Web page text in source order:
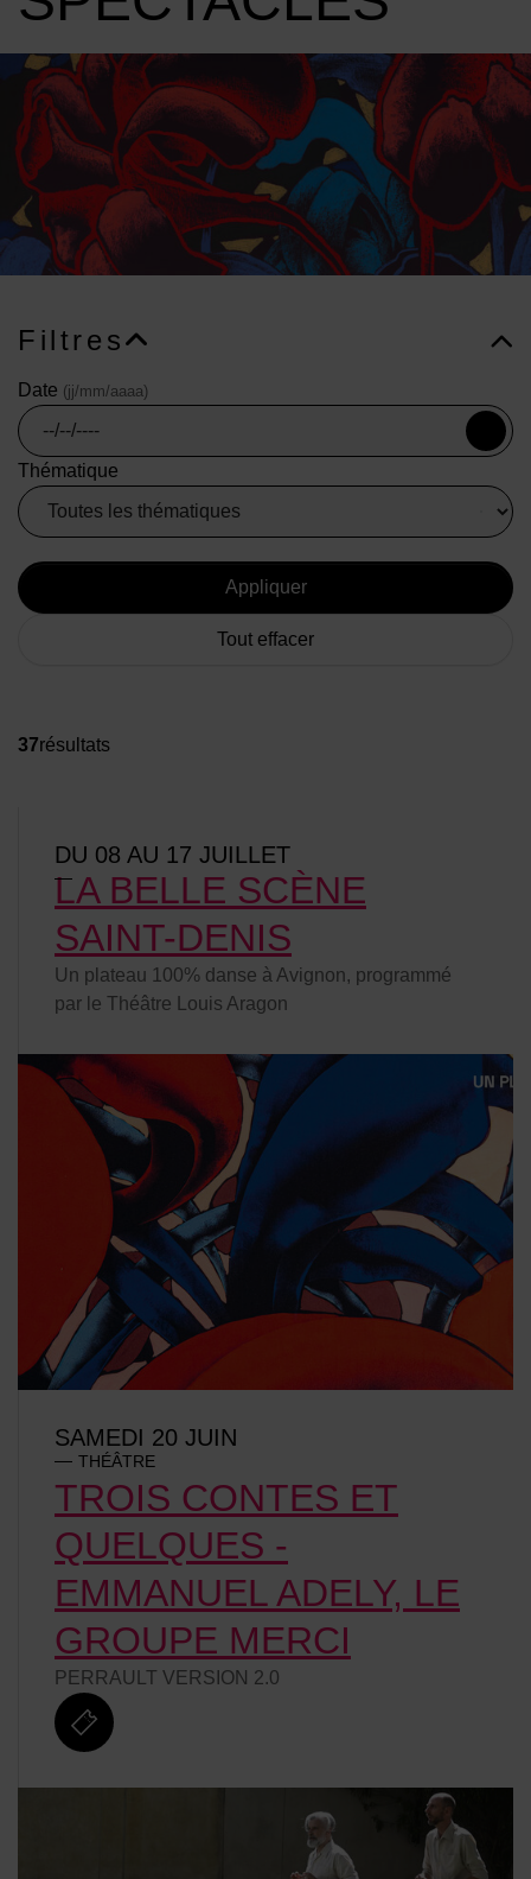
Filtres
Date (jj/mm/aaaa)
Thématique
Appliquer
Tout effacer
37résultats
LA BELLE SCÈNE
SAINT-DENIS
DU 08 AU 17 JUILLET
Un plateau 100% danse à Avignon, programmé
par le Théâtre Louis Aragon
TROIS CONTES ET
QUELQUES -
EMMANUEL ADELY, LE
GROUPE MERCI
SAMEDI 20 JUIN
THÉÂTRE
PERRAULT VERSION 2.0
billetterie